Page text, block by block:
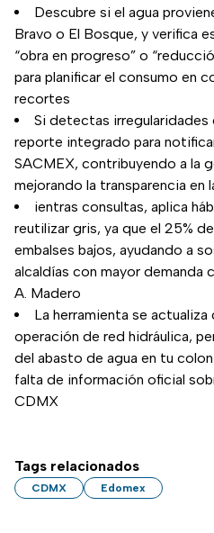
Descubre si el agua
Bravo o El Bosque, y verifica
“obra en progreso” o
para planificar el consumo en
recortes
Si detectas irregularidades
reporte integrado para
SACMEX, contribuyendo a la
mejorando la transparencia
ientras consultas, aplica
reutilizar gris, ya que el 25%
embalses bajos, ayudando a
alcaldías con mayor demanda
A. Madero
La herramienta se
operación de red hidráulica,
del abasto de agua en tu
falta de información oficial
CDMX
Tags relacionados
CDMX Edomex